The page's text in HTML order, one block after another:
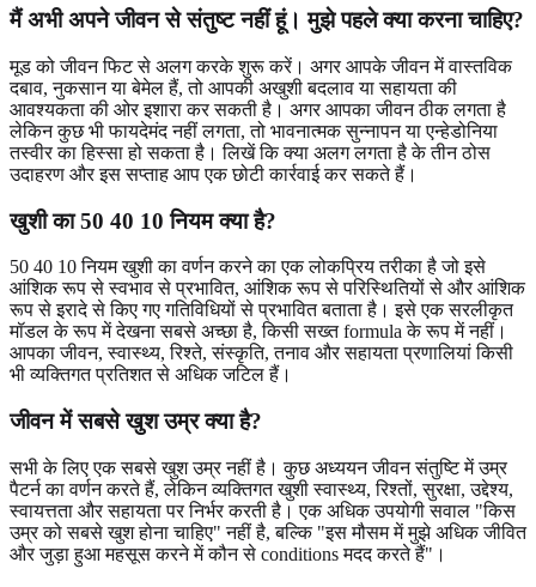
मैं अभी अपने जीवन से संतुष्ट नहीं हूं। मुझे पहले क्या करना चाहिए?
मूड को जीवन फिट से अलग करके शुरू करें। अगर आपके जीवन में वास्तविक
दबाव, नुकसान या बेमेल हैं, तो आपकी अखुशी बदलाव या सहायता की
आवश्यकता की ओर इशारा कर सकती है। अगर आपका जीवन ठीक लगता है
लेकिन कुछ भी फायदेमंद नहीं लगता, तो भावनात्मक सुन्नापन या एन्हेडोनिया
तस्वीर का हिस्सा हो सकता है। लिखें कि क्या अलग लगता है के तीन ठोस
उदाहरण और इस सप्ताह आप एक छोटी कार्रवाई कर सकते हैं।
खुशी का 50 40 10 नियम क्या है?
50 40 10 नियम खुशी का वर्णन करने का एक लोकप्रिय तरीका है जो इसे
आंशिक रूप से स्वभाव से प्रभावित, आंशिक रूप से परिस्थितियों से और आंशिक
रूप से इरादे से किए गए गतिविधियों से प्रभावित बताता है। इसे एक सरलीकृत
मॉडल के रूप में देखना सबसे अच्छा है, किसी सख्त formula के रूप में नहीं।
आपका जीवन, स्वास्थ्य, रिश्ते, संस्कृति, तनाव और सहायता प्रणालियां किसी
भी व्यक्तिगत प्रतिशत से अधिक जटिल हैं।
जीवन में सबसे खुश उम्र क्या है?
सभी के लिए एक सबसे खुश उम्र नहीं है। कुछ अध्ययन जीवन संतुष्टि में उम्र
पैटर्न का वर्णन करते हैं, लेकिन व्यक्तिगत खुशी स्वास्थ्य, रिश्तों, सुरक्षा, उद्देश्य,
स्वायत्तता और सहायता पर निर्भर करती है। एक अधिक उपयोगी सवाल "किस
उम्र को सबसे खुश होना चाहिए" नहीं है, बल्कि "इस मौसम में मुझे अधिक जीवित
और जुड़ा हुआ महसूस करने में कौन से conditions मदद करते हैं"।